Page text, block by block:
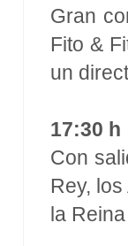
Gran
Fito &
un
17:30 h
Con
Rey,
la